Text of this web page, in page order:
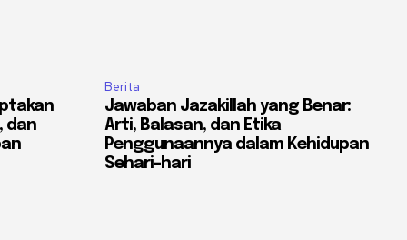
dan
Berita
Jawaban Jazakillah yang Benar:
Arti, Balasan, dan Etika
Penggunaannya dalam Kehidupan
Sehari-hari